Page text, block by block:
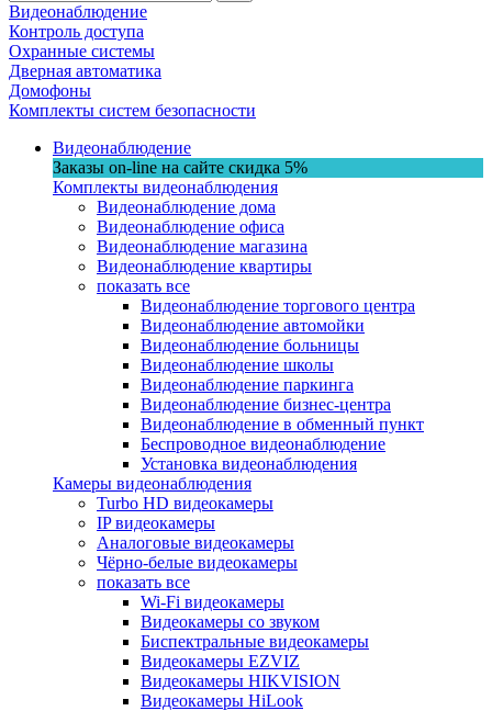
Видеонаблюдение
Контроль доступа
Охранные системы
Дверная автоматика
Домофоны
Комплекты систем безопасности
Видеонаблюдение
Заказы on-line на сaйте скидка 5%
Комплекты видеонаблюдения
Видеонаблюдение дома
Видеонаблюдение офиса
Видеонаблюдение магазина
Видеонаблюдение квартиры
показать все
Видеонаблюдение торгового центра
Видеонаблюдение автомойки
Видеонаблюдение больницы
Видеонаблюдение школы
Видеонаблюдение паркинга
Видеонаблюдение бизнес-центра
Видеонаблюдение в обменный пункт
Беспроводное видеонаблюдение
Установка видеонаблюдения
Камеры видеонаблюдения
Turbo HD видеокамеры
IP видеокамеры
Аналоговые видеокамеры
Чёрно-белые видеокамеры
показать все
Wi-Fi видеокамеры
Видеокамеры со звуком
Биспектральные видеокамеры
Видеокамеры EZVIZ
Видеокамеры HIKVISION
Видеокамеры HiLook